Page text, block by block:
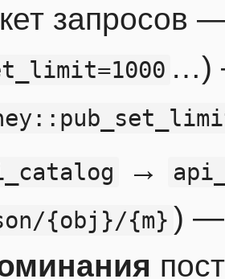
запросов
…)
→
{obj}/{m} ) —